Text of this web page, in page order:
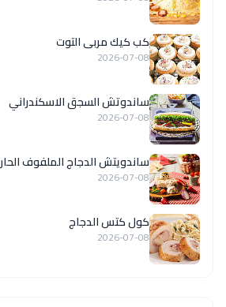
كب كيك مربى التوت
2026-07-08
ساندوتش السجق الاسكندراني
2026-07-08
ساندويتش الدجاج الملفوف الحار
2026-07-08
كول كتس الدجاج
2026-07-08